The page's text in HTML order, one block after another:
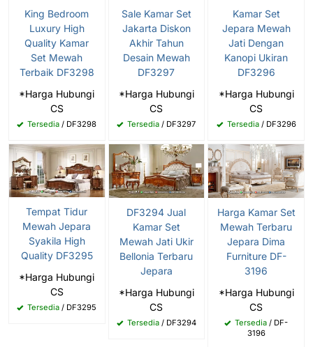
King Bedroom
Luxury High
Quality Kamar
Set Mewah
Terbaik DF3298
*Harga Hubungi
CS
Tersedia / DF3298
Sale Kamar Set
Jakarta Diskon
Akhir Tahun
Desain Mewah
DF3297
*Harga Hubungi
CS
Tersedia / DF3297
Kamar Set
Jepara Mewah
Jati Dengan
Kanopi Ukiran
DF3296
*Harga Hubungi
CS
Tersedia/ DF3296
Tempat Tidur
Mewah Jepara
Syakila High
Quality DF3295
*Harga Hubungi
CS
Tersedia / DF3295
DF3294 Jual
Kamar Set
Mewah Jati Ukir
Bellonia Terbaru
Jepara
*Harga Hubungi
CS
Tersedia/ DF3294
Harga Kamar Set
Mewah Terbaru
Jepara Dima
Furniture DF-
3196
*Harga Hubungi
CS
Tersedia / DF-
3196